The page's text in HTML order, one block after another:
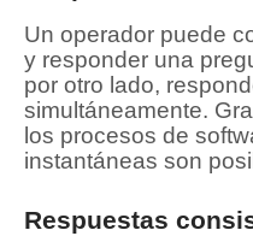
Un operador puede
y responder una
por otro lado,
simultáneamente.
los procesos de
instantáneas son
Respuestas